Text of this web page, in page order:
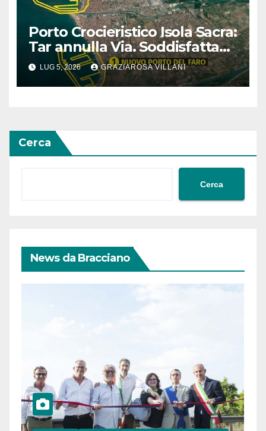
Porto Crocieristico Isola Sacra:
Tar annulla Via. Soddisfatta
Italia Nostra
LUG 5, 2026 GRAZIAROSA VILLANI
Cerca
Cerca
News da Bracciano